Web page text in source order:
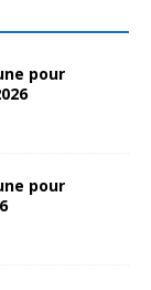
pour
pour